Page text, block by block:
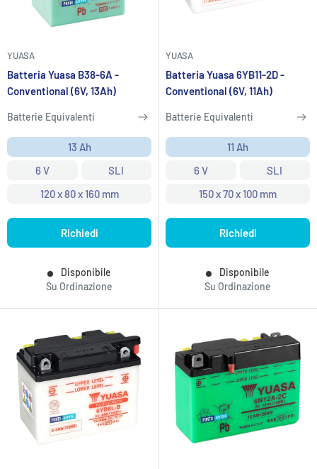
YUASA
Batteria Yuasa B38-6A -
Conventional (6V, 13Ah)
Batterie Equivalenti
13 Ah
6 V
SLI
120 x 80 x 160 mm
Richiedi
Disponibile
Su Ordinazione
YUASA
Batteria Yuasa 6YB11-2D -
Conventional (6V, 11Ah)
Batterie Equivalenti
11 Ah
6 V
SLI
150 x 70 x 100 mm
Richiedi
Disponibile
Su Ordinazione